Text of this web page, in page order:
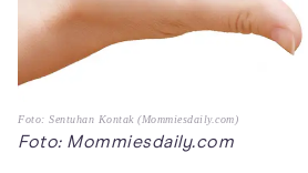
Foto: Sentuhan Kontak (Mommiesdaily.com)
Foto: Mommiesdaily.com